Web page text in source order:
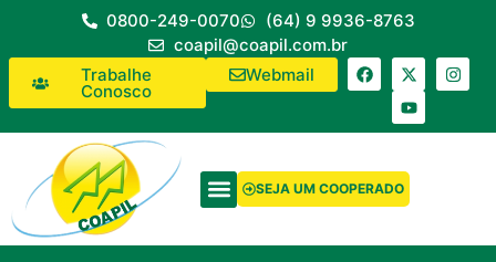
0800-249-0070
(64) 9 9936-8763
coapil@coapil.com.br
Trabalhe
Conosco
Webmail
SEJA UM COOPERADO